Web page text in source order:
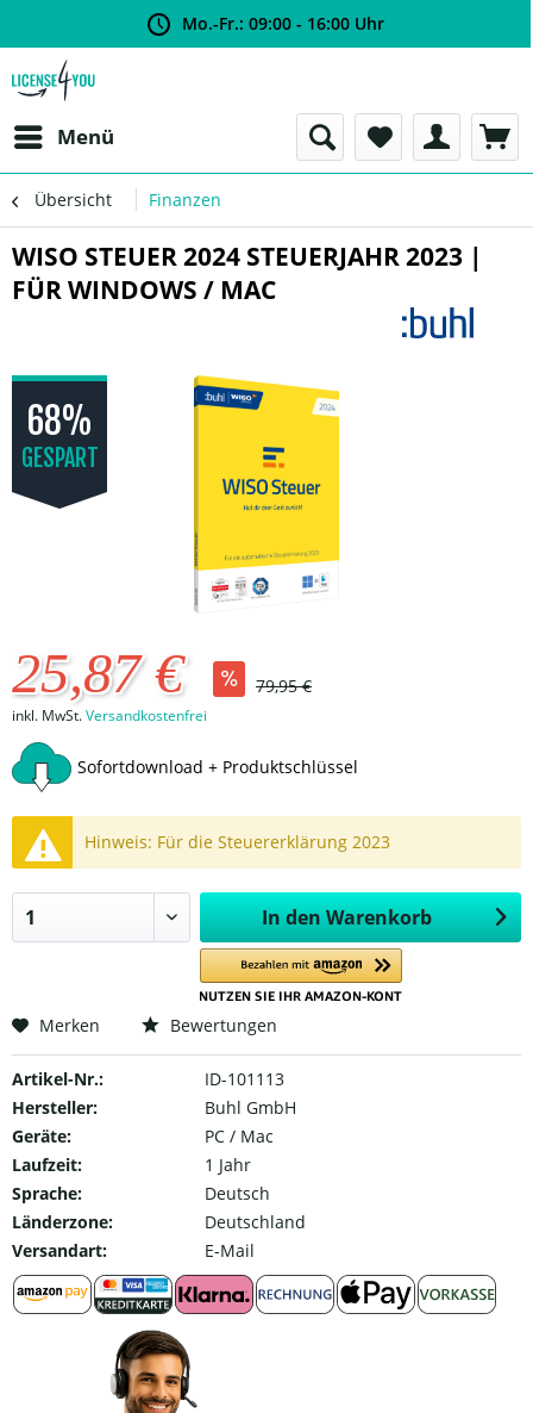
Mo.-Fr.: 09:00 - 16:00 Uhr
Menü
Übersicht Finanzen
WISO STEUER 2024 STEUERJAHR 2023 |
FÜR WINDOWS / MAC
68%
GESPART
25,87 € 79,95 €
inkl. MwSt.Versandkostenfrei
Sofortdownload + Produktschlüssel
Hinweis: Für die Steuererklärung 2023
In den Warenkorb
Merken Bewertungen
Artikel-Nr.:
ID-101113
Hersteller:
Buhl GmbH
Geräte:
PC / Mac
Laufzeit:
1 Jahr
Sprache:
Deutsch
Länderzone:
Deutschland
Versandart:
E-Mail